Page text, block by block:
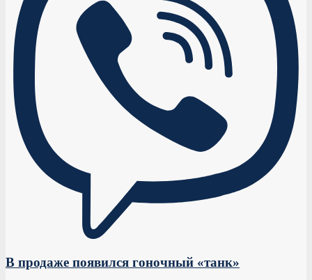
В продаже появился гоночный «танк»